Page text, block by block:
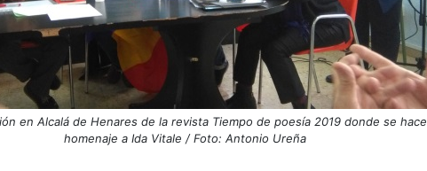
en Alcalá de Henares de la revista Tiempo de poesía 2019 donde se hace
homenaje a Ida Vitale / Foto: Antonio Ureña